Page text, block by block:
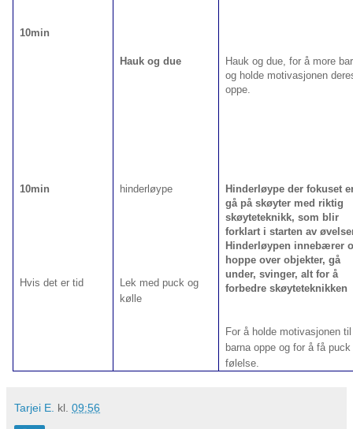
10min
10min
Hvis det er tid
Hauk og due
hinderløype
Lek med puck og
kølle
Hauk og due, for å more
og holde motivasjonen
oppe.
Hinderløype der fokuset
gå på skøyter med riktig
skøyteteknikk, som blir
forklart i starten av
Hinderløypen innebærer
hoppe over objekter, gå
under, svinger, alt for å
forbedre skøyteteknikken
For å holde motivasjonen til
barna oppe og for å få puck
følelse.
Tarjei E. kl. 09:56